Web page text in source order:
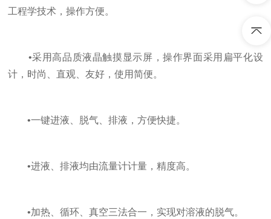
工程学技术，操作方便。
•采用高品质液晶触摸显示屏，操作界面采用扁平化设
计，时尚、直观、友好，使用简便。
•一键进液、脱气、排液，方便快捷。
•进液、排液均由流量计计量，精度高。
•加热、循环、真空三法合一，实现对溶液的脱气。